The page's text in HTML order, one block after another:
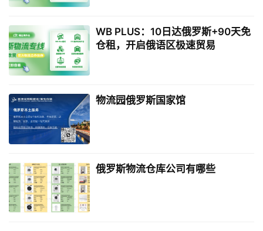
WB PLUS：10日达俄罗斯+90天免
仓租，开启俄语区极速贸易
物流园俄罗斯国家馆
俄罗斯物流仓库公司有哪些